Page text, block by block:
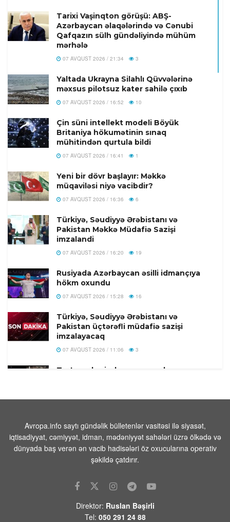
Tarixi Vaşinqton görüşü: ABŞ-
Azərbaycan əlaqələrində və Cənubi
Qafqazın sülh gündəliyində mühüm
mərhələ
07 AVQUST 2026 / 21:34 3
Yaltada Ukrayna Silahlı Qüvvələrinə
məxsus pilotsuz kater sahilə çıxıb
07 AVQUST 2026 / 16:52 10
Çin süni intellekt modeli Böyük
Britaniya hökumətinin sınaq
mühitindən qurtula bildi
07 AVQUST 2026 / 16:41 1
Yeni bir dövr başlayır: Məkkə
müqaviləsi niyə vacibdir?
07 AVQUST 2026 / 16:36 6
Türkiyə, Səudiyyə Ərəbistanı və
Pakistan Məkkə Müdafiə Sazişi
imzalandi
07 AVQUST 2026 / 16:20 19
Rusiyada Azərbaycan əsilli idmançıya
hökm oxundu
07 AVQUST 2026 / 15:28 16
Türkiyə, Səudiyyə Ərəbistanı və
Pakistan üçtərəfli müdafiə sazişi
imzalayacaq
07 AVQUST 2026 / 11:06 3
Tərtər şəhərində ər və arvadın yanaraq
Beyləqanda 18 yaşlı gənc kanalda
bataraq ölüb
07 AVQUST 2026 / 10:04 14
07 AVQUST 2026 / 9:54 21
Məhəmməd Əsədullazadə:
Avropa.info saytı gündəlik bülletenlər vasitəsi ilə siyasət,
iqtisadiyyat, cəmiyyət, idman, mədəniyyət sahələri üzrə ölkədə və
dünyada baş verən ən vacib hadisələri öz oxucularına operativ
şəkildə çatdırır.
Direktor: Ruslan Bəşirli
Tel: 050 291 24 88